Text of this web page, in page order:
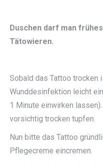
Duschen darf man
Tätowieren.
Sobald das Tattoo
Wunddesinfektion leicht
1 Minute einwirken
vorsichtig trocken tupfen.
Nun bitte das Tattoo
Pflegecreme eincremen.